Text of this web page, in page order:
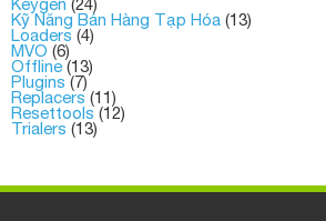
Keygen (24)
Kỹ Năng Bán Hàng Tạp Hóa (13)
Loaders (4)
MVO (6)
Offline(13)
Plugins (7)
Replacers (11)
Resettools (12)
Trialers (13)